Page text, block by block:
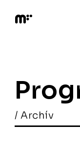
content
r
/ Archív